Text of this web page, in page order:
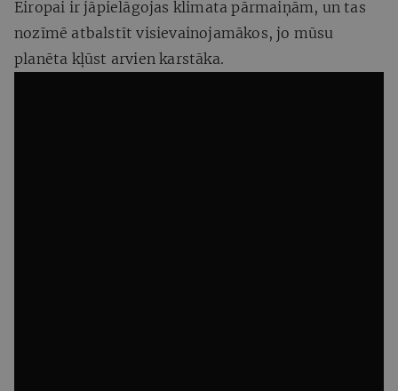
Eiropai ir jāpielāgojas klimata pārmaiņām, un tas
nozīmē atbalstīt visievainojamākos, jo mūsu
planēta kļūst arvien karstāka.